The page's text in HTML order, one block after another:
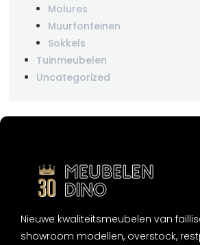
Molures
Muurfonteinen
Sokkels
Tuinmeubelen
Uncategorized
Nieuwe kwaliteitsmeubelen van
showroom modellen, overstock,